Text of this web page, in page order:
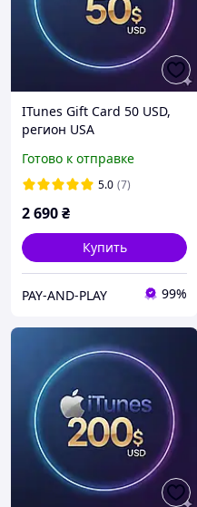
ITunes Gift Card 50 USD,
регион USA
Готово к отправке
5.0 (7)
2 690₴
Купить
PAY-AND-PLAY 99%